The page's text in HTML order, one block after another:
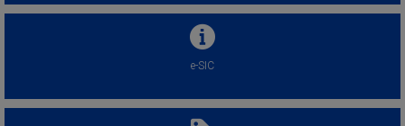
e-SIC